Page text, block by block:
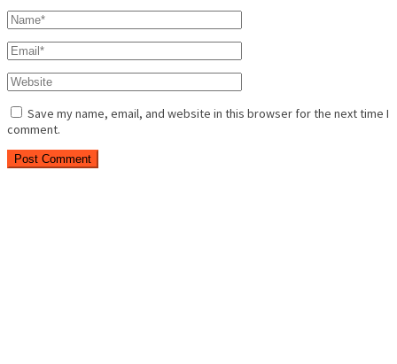
Save my name, email, and website in this browser for the next time I
comment.